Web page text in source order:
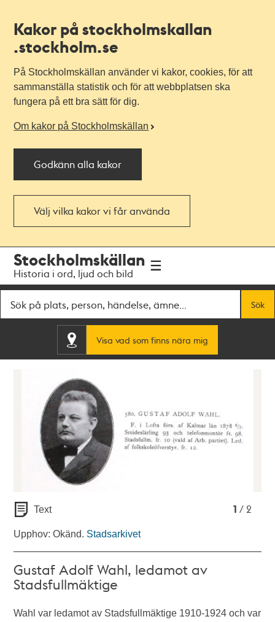
Kakor på stockholmskallan
.stockholm.se
På Stockholmskällan använder vi kakor, cookies, för att
sammanställa statistik och för att webbplatsen ska
fungera på ett bra sätt för dig.
Om kakor på Stockholmskällan
Godkänn alla kakor
Välj vilka kakor vi får använda
navigationen
huvudinnehållet
Stockholmskällan
Historia i ord, ljud och bild
Sök
Visa vad som finns nära mig
1 / 2
Text
Upphov: Okänd. Stadsarkivet
Gustaf Adolf Wahl, ledamot av
Stadsfullmäktige
Wahl var ledamot av Stadsfullmäktige 1910-1924 och var